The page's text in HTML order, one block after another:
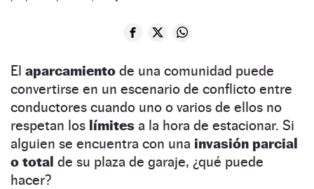
El aparcamiento de una comunidad puede
convertirse en un escenario de conflicto entre
conductores cuando uno o varios de ellos no
respetan los límites a la hora de estacionar. Si
alguien se encuentra con una invasión parcial
o total de su plaza de garaje, ¿qué puede
hacer?